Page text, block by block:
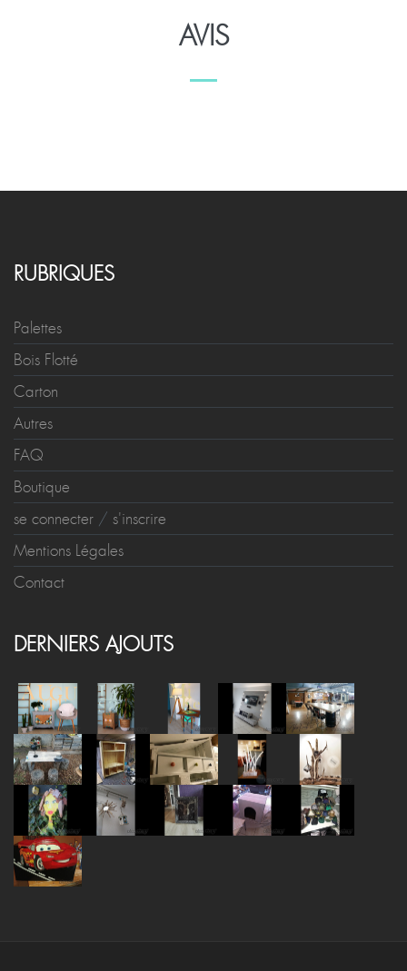
AVIS
RUBRIQUES
Palettes
Bois Flotté
Carton
Autres
FAQ
Boutique
se connecter / s'inscrire
Mentions Légales
Contact
DERNIERS AJOUTS